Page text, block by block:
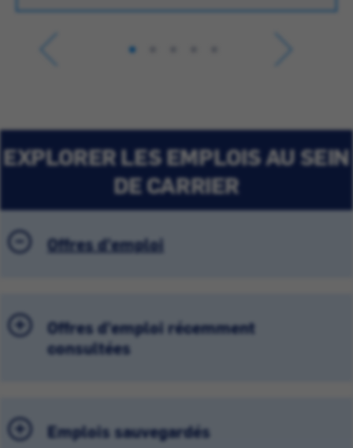
EXPLORER LES EMPLOIS AU SEIN
DE CARRIER
Offres d'emploi
Offres d'emploi récemment
consultées
Emplois sauvegardés